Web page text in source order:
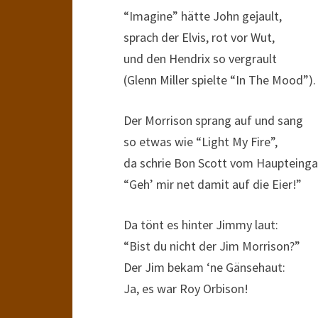
“Imagine” hätte John gejault,
sprach der Elvis, rot vor Wut,
und den Hendrix so vergrault
(Glenn Miller spielte “In The Mood”).
Der Morrison sprang auf und sang
so etwas wie “Light My Fire”,
da schrie Bon Scott vom
“Geh’ mir net damit auf die Eier!”
Da tönt es hinter Jimmy laut:
“Bist du nicht der Jim Morrison?”
Der Jim bekam ‘ne Gänsehaut:
Ja, es war Roy Orbison!